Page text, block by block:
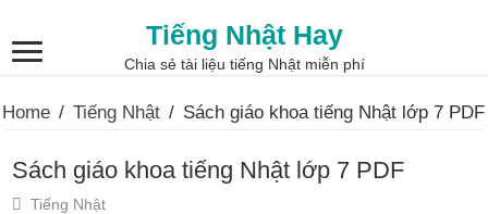
Tiếng Nhật Hay
Chia sẻ tài liệu tiếng Nhật miễn phí
Home / Tiếng Nhật / Sách giáo khoa tiếng Nhật lớp 7 PDF
Sách giáo khoa tiếng Nhật lớp 7 PDF
Tiếng Nhật